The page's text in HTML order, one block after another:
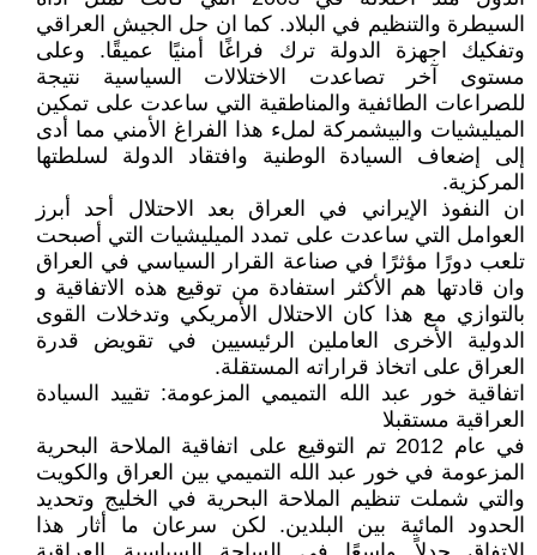
السيطرة والتنظيم في البلاد. كما ان حل الجيش العراقي
وتفكيك اجهزة الدولة ترك فراغًا أمنيًا عميقًا. وعلى
مستوى آخر تصاعدت الاختلالات السياسية نتيجة
للصراعات الطائفية والمناطقية التي ساعدت على تمكين
الميليشيات والبيشمركة لملء هذا الفراغ الأمني مما أدى
إلى إضعاف السيادة الوطنية وافتقاد الدولة لسلطتها
المركزية.
ان النفوذ الإيراني في العراق بعد الاحتلال أحد أبرز
العوامل التي ساعدت على تمدد الميليشيات التي أصبحت
تلعب دورًا مؤثرًا في صناعة القرار السياسي في العراق
وان قادتها هم الأكثر استفادة من توقيع هذه الاتفاقية و
بالتوازي مع هذا كان الاحتلال الأمريكي وتدخلات القوى
الدولية الأخرى العاملين الرئيسيين في تقويض قدرة
العراق على اتخاذ قراراته المستقلة.
اتفاقية خور عبد الله التميمي المزعومة: تقييد السيادة
العراقية مستقبلا
في عام 2012 تم التوقيع على اتفاقية الملاحة البحرية
المزعومة في خور عبد الله التميمي بين العراق والكويت
والتي شملت تنظيم الملاحة البحرية في الخليج وتحديد
الحدود المائية بين البلدين. لكن سرعان ما أثار هذا